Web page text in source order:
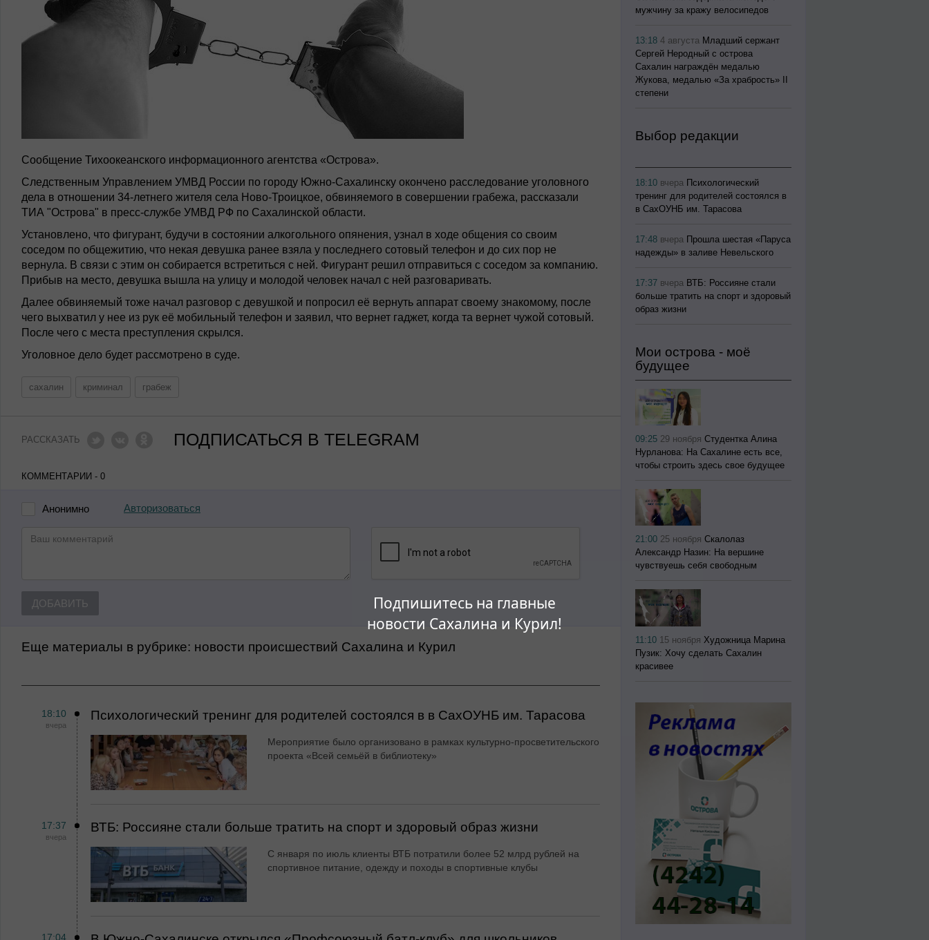
Подпишитесь на главные
новости Сахалина и Курил!
Сообщение Тихоокеанского информационного агентства «Острова».
Следственным Управлением УМВД России по городу Южно-Сахалинску окончено расследование уголовного
дела в отношении 34-летнего жителя села Ново-Троицкое, обвиняемого в совершении грабежа, рассказали
ТИА "Острова" в пресс-службе УМВД РФ по Сахалинской области.
Установлено, что фигурант, будучи в состоянии алкогольного опянения, узнал в ходе общения со своим
соседом по общежитию, что некая девушка ранее взяла у последнего сотовый телефон и до сих пор не
вернула. В связи с этим он собирается встретиться с ней. Фигурант решил отправиться с соседом за компанию.
Прибыв на место, девушка вышла на улицу и молодой человек начал с ней разговаривать.
Далее обвиняемый тоже начал разговор с девушкой и попросил её вернуть аппарат своему знакомому, после
чего выхватил у нее из рук её мобильный телефон и заявил, что вернет гаджет, когда та вернет чужой сотовый.
После чего с места преступления скрылся.
Уголовное дело будет рассмотрено в суде.
сахалин криминал грабеж
РАССКАЗАТЬ ПОДПИСАТЬСЯ В TELEGRAM
КОММЕНТАРИИ - 0
Анонимно Авторизоваться
ДОБАВИТЬ
Еще материалы в рубрике: Новости происшествий Сахалина и Курил
18:10
вчера
Психологический тренинг для родителей состоялся в в СахОУНБ им. Тарасова
Мероприятие было организовано в рамках культурно-просветительского
проекта «Всей семьёй в библиотеку»
17:37
вчера
ВТБ: Россияне стали больше тратить на спорт и здоровый образ жизни
С января по июль клиенты ВТБ потратили более 52 млрд рублей на
спортивное питание, одежду и походы в спортивные клубы
17:04
мужчину за кражу велосипедов
13:184 августа Младший сержант
Сергей Неродный с острова
Сахалин награждён медалью
Жукова, медалью «За храбрость» II
степени
Выбор редакции
18:10 вчера Психологический
тренинг для родителей состоялся в
в СахОУНБ им. Тарасова
17:48 вчера Прошла шестая «Паруса
надежды» в заливе Невельского
17:37 вчера ВТБ: Россияне стали
больше тратить на спорт и здоровый
образ жизни
Мои острова - моё
будущее
09:25 29 ноября Студентка Алина
Нурланова: На Сахалине есть все,
чтобы строить здесь свое будущее
21:00 25 ноября Скалолаз
Александр Назин: На вершине
чувствуешь себя свободным
11:10 15 ноября Художница Марина
Пузик: Хочу сделать Сахалин
красивее